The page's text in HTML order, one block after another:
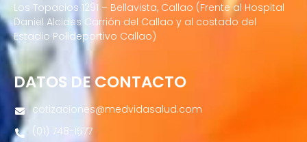
Los Topacios 1291 – Bellavista, Callao (Frente al Hospital
Daniel Alcides Carrión del Callao y al costado del
Estadio Polideportivo Callao)
DATOS DE CONTACTO
cotizaciones@medvidasalud.com
(01) 748-1577